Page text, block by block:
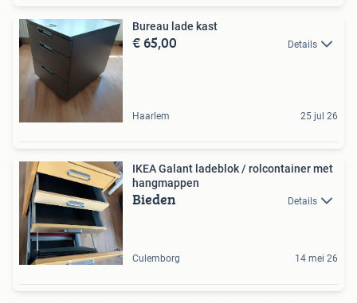
Bureau lade kast
€ 65,00 Details
Haarlem 25 jul 26
IKEA Galant ladeblok / rolcontainer met
hangmappen
Bieden Details
Culemborg 14 mei 26